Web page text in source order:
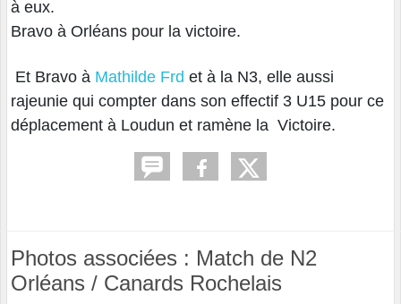
à eux.
Bravo à Orléans pour la victoire.
Et Bravo à Mathilde Frd et à la N3, elle aussi
rajeunie qui compter dans son effectif 3 U15 pour ce
déplacement à Loudun et ramène la Victoire.
Photos associées : Match de N2
Orléans / Canards Rochelais